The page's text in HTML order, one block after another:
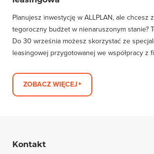
Planujesz inwestycję w ALLPLAN, ale chcesz
tegoroczny budżet w nienaruszonym stanie?
Do 30 września możesz skorzystać ze
leasingowej przygotowanej we współpracy z
ZOBACZ WIĘCEJ
Kontakt